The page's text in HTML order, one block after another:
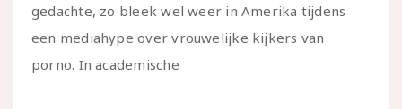
gedachte, zo bleek wel weer in Amerika tijdens
een mediahype over vrouwelijke kijkers van
porno. In academische